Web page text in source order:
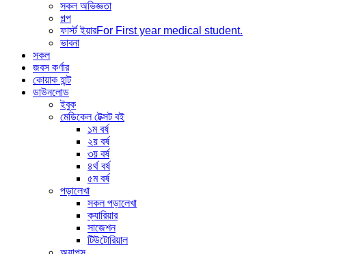
সকল অভিজ্ঞতা
গল্প
ফার্স্ট ইয়ারFor First year medical student.
ভাবনা
সকল
জবস কর্ণার
কোয়াক হান্ট
ডাউনলোড
ইবুক
মেডিকেল টেক্সট বই
১ম বর্ষ
২য় বর্ষ
৩য় বর্ষ
৪র্থ বর্ষ
৫ম বর্ষ
পড়ালেখা
সকল পড়ালেখা
ক্যারিয়ার
সাজেশন
টিউটোরিয়াল